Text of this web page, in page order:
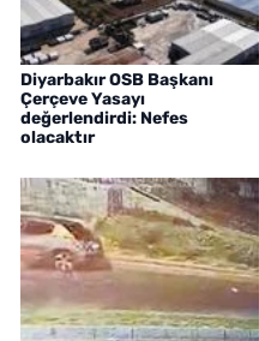
Diyarbakır OSB Başkanı
Çerçeve Yasayı
değerlendirdi: Nefes
olacaktır